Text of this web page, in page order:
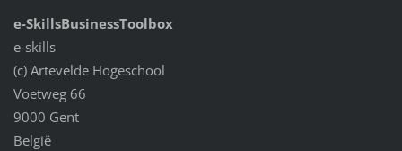
e-SkillsBusinessToolbox
e-skills
(c) Artevelde Hogeschool
Voetweg 66
9000 Gent
België